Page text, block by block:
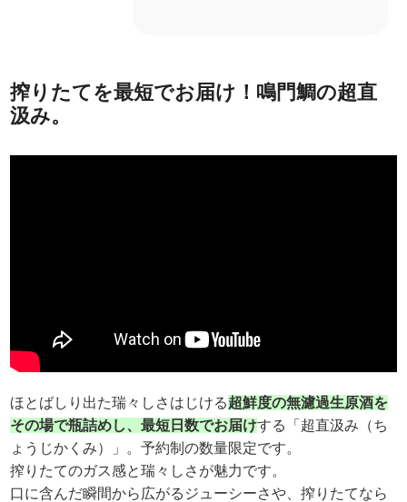
搾りたてを最短でお届け！鳴門鯛の超直
汲み。
ほとばしり出た瑞々しさはじける超鮮度の無濾過生原酒を
その場で瓶詰めし、最短日数でお届けする「超直汲み（ち
ょうじかくみ）」。予約制の数量限定です。
搾りたてのガス感と瑞々しさが魅力です。
口に含んだ瞬間から広がるジューシーさや、搾りたてなら